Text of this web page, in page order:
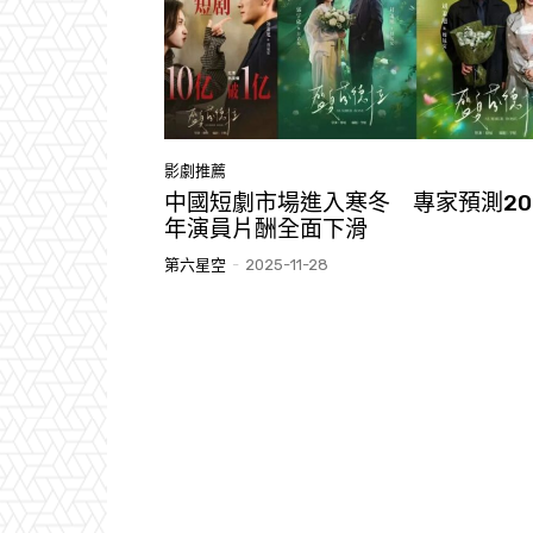
影劇推薦
中國短劇市場進入寒冬 專家預測
年演員片酬全面下滑
第六星空 - 2025-11-28